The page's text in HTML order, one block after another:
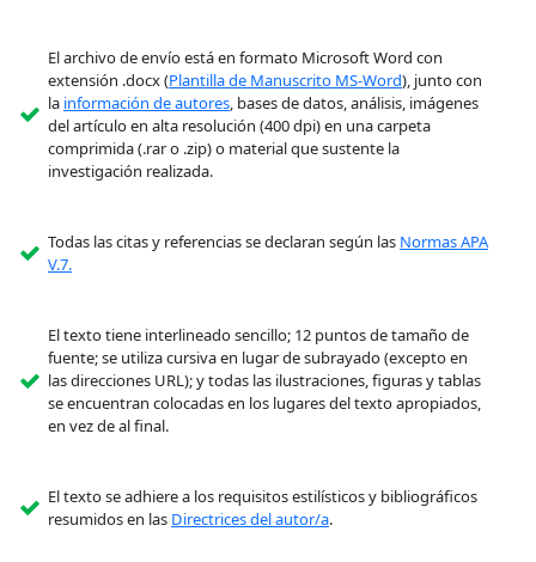
El archivo de envío está en formato Microsoft Word con
extensión .docx (Plantilla de Manuscrito MS-Word), junto con
la información de autores, bases de datos, análisis, imágenes
del artículo en alta resolución (400 dpi) en una carpeta
comprimida (.rar o .zip) o material que sustente la
investigación realizada.
Todas las citas y referencias se declaran según las Normas APA
V.7.
El texto tiene interlineado sencillo; 12 puntos de tamaño de
fuente; se utiliza cursiva en lugar de subrayado (excepto en
las direcciones URL); y todas las ilustraciones, figuras y tablas
se encuentran colocadas en los lugares del texto apropiados,
en vez de al final.
El texto se adhiere a los requisitos estilísticos y bibliográficos
resumidos en las Directrices del autor/a.